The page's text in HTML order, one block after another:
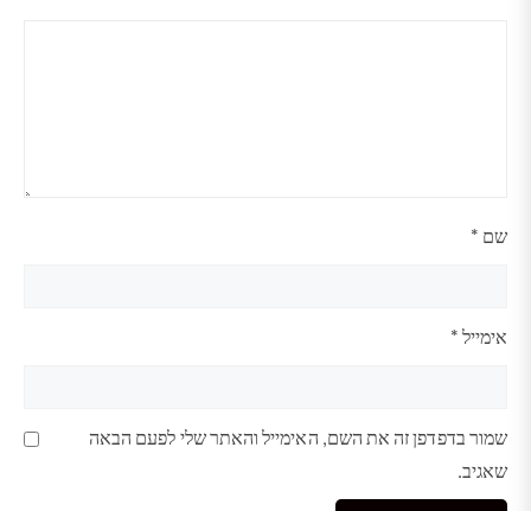
שם *
אימייל *
שמור בדפדפן זה את השם, האימייל והאתר שלי לפעם הבאה
שאגיב.